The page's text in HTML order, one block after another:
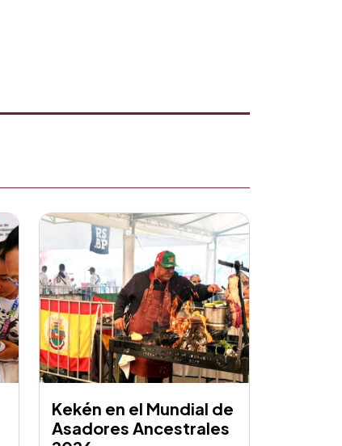
Kekén en el Mundial de
Asadores Ancestrales